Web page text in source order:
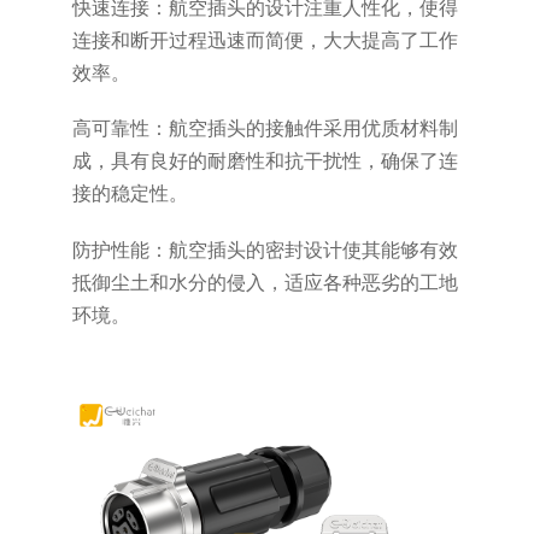
快速连接：航空插头的设计注重人性化，使得
连接和断开过程迅速而简便，大大提高了工作
效率。
高可靠性：航空插头的接触件采用优质材料制
成，具有良好的耐磨性和抗干扰性，确保了连
接的稳定性。
防护性能：航空插头的密封设计使其能够有效
抵御尘土和水分的侵入，适应各种恶劣的工地
环境。